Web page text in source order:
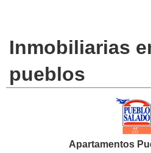
Inmobiliarias
pueblos
Apartamentos